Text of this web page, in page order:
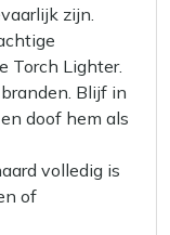
zijn.
Torch Lighter.
Blijf in
doof hem als
volledig is
of